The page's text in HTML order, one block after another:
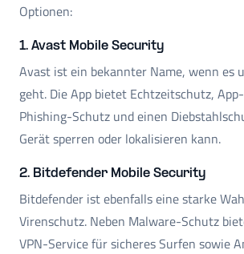
Optionen:
1. Avast Mobile Security
Avast ist ein bekannter Name, wenn es
geht. Die App bietet Echtzeitschutz,
Phishing-Schutz und einen
Gerät sperren oder lokalisieren kann.
2. Bitdefender Mobile Security
Bitdefender ist ebenfalls eine starke
Virenschutz. Neben Malware-Schutz
VPN-Service für sicheres Surfen sowie